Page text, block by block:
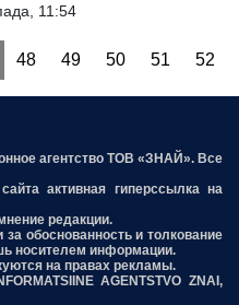
11:54
48 49 50 51 52
агентство ТОВ «ЗНАЙ». Все
активная гиперссылка на
редакции.
за обоснованность и толкование
носителем информации.
на правах рекламы.
AGENTSTVO ZNAI,